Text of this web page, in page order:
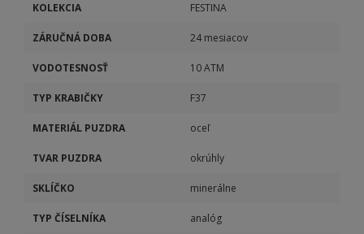
KOLEKCIA FESTINA
ZÁRUČNÁ DOBA 24 mesiacov
VODOTESNOSŤ 10 ATM
TYP KRABIČKY F37
MATERIÁL PUZDRA oceľ
TVAR PUZDRA okrúhly
SKLÍČKO minerálne
TYP ČÍSELNÍKA analóg